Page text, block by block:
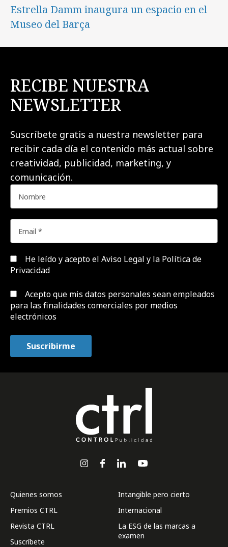
Estrella Damm inaugura un espacio en el
Museo del Barça
RECIBE NUESTRA
NEWSLETTER
Suscríbete gratis a nuestra newsletter para
recibir cada día el contenido más actual sobre
creatividad, publicidad, marketing, y
comunicación.
He leído y acepto el Aviso Legal y la Política de
Privacidad
Acepto que mis datos personales sean empleados
para las finalidades comerciales por medios
electrónicos
Quienes somos
Premios CTRL
Revista CTRL
Suscríbete
Intangible pero cierto
Internacional
La ESG de las marcas a
examen